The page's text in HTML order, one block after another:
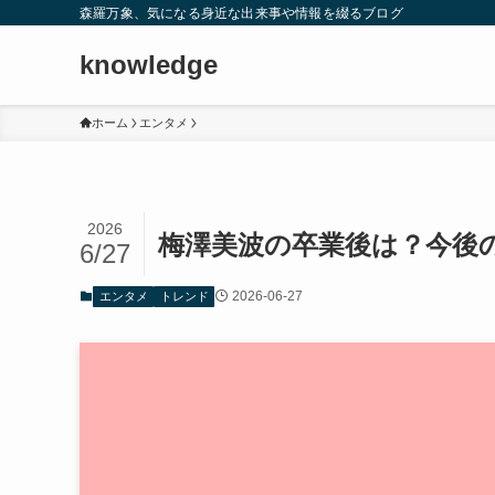
森羅万象、気になる身近な出来事や情報を綴るブログ
knowledge
ホーム エンタメ
梅澤美波の卒業後は？今後
2026
6/27
エンタメ トレンド 2026-06-27